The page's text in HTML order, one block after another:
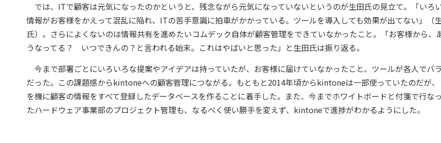
では、ITで顧客は元気になったのかというと、残念ながら元気になっていないというのが生田氏の見立て。「いろ
情報がお客様をかえって混乱に陥れ、ITの苦手意識に拍車がかかっている。ツールを導入しても効果が出てない」（
氏）。さらによくないのは情報共有を進めたいコムデック自体が顧客管理をできていなかったこと。「お客様から、
うなってる？ いつできんの？と言われる始末。これはやばいと思った」と生田氏は振り返る。
今まで部署ごとにいろいろな提案やアイデアは持っていたが、お客様に届けていなかったこと、ツールが各人でバ
だった。この課題感からkintoneへの顧客管理につながる。もともと2014年頃からkintoneは一部使っていたのだが
を機に顧客の情報をすべて登録したデータベースを作ることに着手した。また、今までホワイトボードと付箋で行な
たハードウェア事業部のプロジェクト管理も、なるべく使い勝手を変えず、kintoneで進捗がわかるようにした。